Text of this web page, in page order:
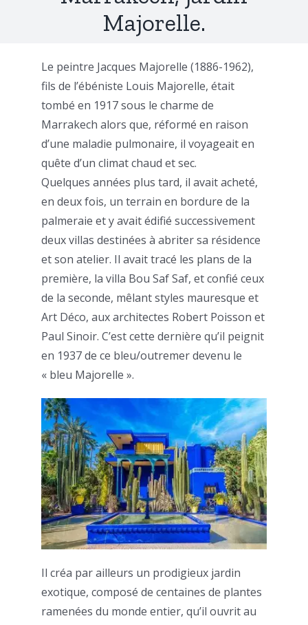
Majorelle.
Le peintre Jacques Majorelle (1886-1962),
fils de l’ébéniste Louis Majorelle, était
tombé en 1917 sous le charme de
Marrakech alors que, réformé en raison
d’une maladie pulmonaire, il voyageait en
quête d’un climat chaud et sec.
Quelques années plus tard, il avait acheté,
en deux fois, un terrain en bordure de la
palmeraie et y avait édifié successivement
deux villas destinées à abriter sa résidence
et son atelier. Il avait tracé les plans de la
première, la villa Bou Saf Saf, et confié ceux
de la seconde, mêlant styles mauresque et
Art Déco, aux architectes Robert Poisson et
Paul Sinoir. C’est cette dernière qu’il peignit
en 1937 de ce bleu/outremer devenu le
« bleu Majorelle ».
Il créa par ailleurs un prodigieux jardin
exotique, composé de centaines de plantes
ramenées du monde entier, qu’il ouvrit au